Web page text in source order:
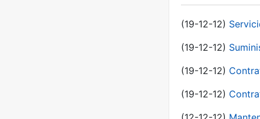
(19-12-12)
(19-12-12)
(19-12-12)
(19-12-12)